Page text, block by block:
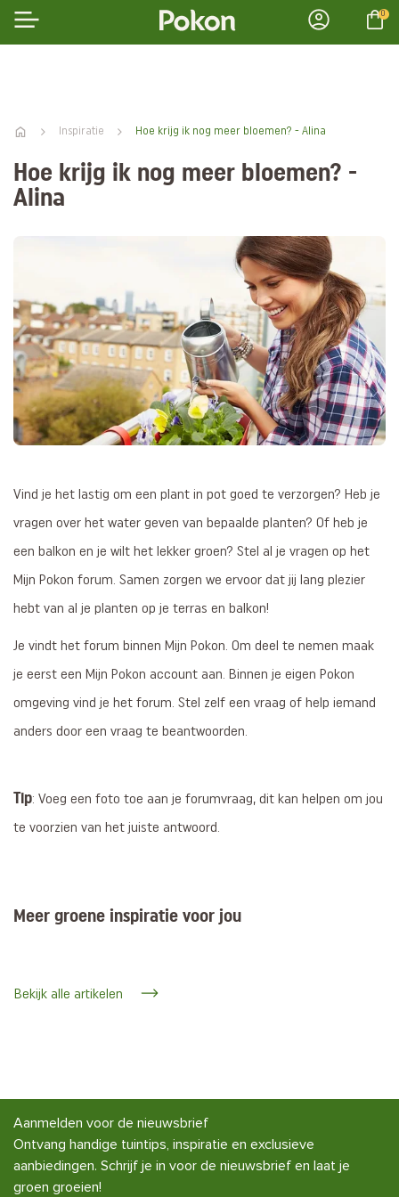
0
Inspiratie Hoe krijg ik nog meer bloemen? - Alina
Hoe krijg ik nog meer bloemen? -
Alina
Vind je het lastig om een plant in pot goed te verzorgen? Heb je
vragen over het water geven van bepaalde planten? Of heb je
een balkon en je wilt het lekker groen? Stel al je vragen op het
Mijn Pokon forum. Samen zorgen we ervoor dat jij lang plezier
hebt van al je planten op je terras en balkon!
Je vindt het forum binnen Mijn Pokon. Om deel te nemen maak
je eerst een Mijn Pokon account aan. Binnen je eigen Pokon
omgeving vind je het forum. Stel zelf een vraag of help iemand
anders door een vraag te beantwoorden.
Tip: Voeg een foto toe aan je forumvraag, dit kan helpen om jou
te voorzien van het juiste antwoord.
Meer groene inspiratie voor jou
Bekijk alle artikelen
Aanmelden voor de nieuwsbrief
Ontvang handige tuintips, inspiratie en exclusieve
aanbiedingen. Schrijf je in voor de nieuwsbrief en laat je
groen groeien!